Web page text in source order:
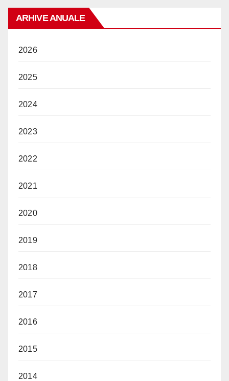
ARHIVE ANUALE
2026
2025
2024
2023
2022
2021
2020
2019
2018
2017
2016
2015
2014